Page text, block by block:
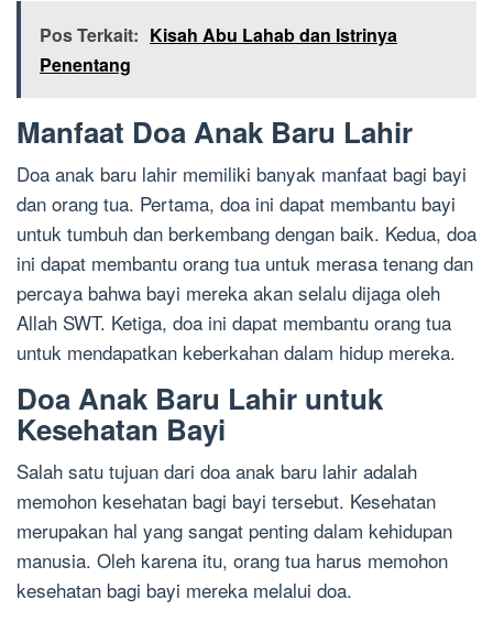
Pos Terkait: Kisah Abu Lahab dan Istrinya
Penentang
Manfaat Doa Anak Baru Lahir
Doa anak baru lahir memiliki banyak manfaat bagi bayi
dan orang tua. Pertama, doa ini dapat membantu bayi
untuk tumbuh dan berkembang dengan baik. Kedua, doa
ini dapat membantu orang tua untuk merasa tenang dan
percaya bahwa bayi mereka akan selalu dijaga oleh
Allah SWT. Ketiga, doa ini dapat membantu orang tua
untuk mendapatkan keberkahan dalam hidup mereka.
Doa Anak Baru Lahir untuk
Kesehatan Bayi
Salah satu tujuan dari doa anak baru lahir adalah
memohon kesehatan bagi bayi tersebut. Kesehatan
merupakan hal yang sangat penting dalam kehidupan
manusia. Oleh karena itu, orang tua harus memohon
kesehatan bagi bayi mereka melalui doa.